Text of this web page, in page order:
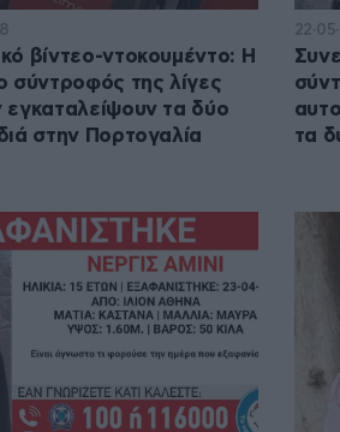
βίντεο-ντοκουμέντο: Η
σύντροφός της λίγες
εγκαταλείψουν τα δύο
στην Πορτογαλία
τα